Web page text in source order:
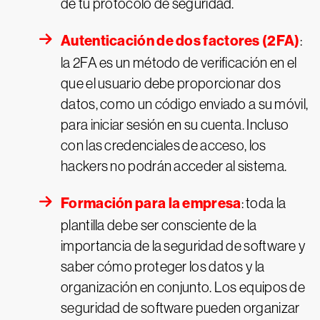
de tu protocolo de seguridad.
Autenticación de dos factores (2FA):
la 2FA es un método de verificación en el
que el usuario debe proporcionar dos
datos, como un código enviado a su móvil,
para iniciar sesión en su cuenta. Incluso
con las credenciales de acceso, los
hackers no podrán acceder al sistema.
Formación para la empresa: toda la
plantilla debe ser consciente de la
importancia de la seguridad de software y
saber cómo proteger los datos y la
organización en conjunto. Los equipos de
seguridad de software pueden organizar